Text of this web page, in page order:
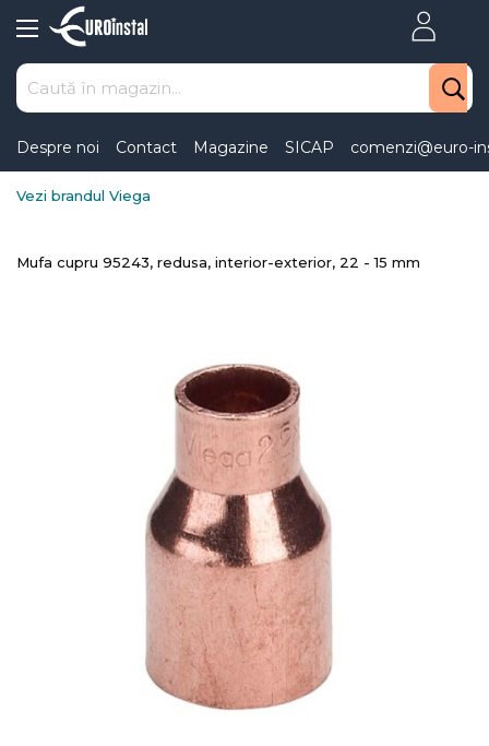
to
Content
Despre noi Contact Magazine SICAP comenzi@euro-
Vezi brandul Viega
Mufa cupru 95243, redusa, interior-exterior, 22 - 15 mm